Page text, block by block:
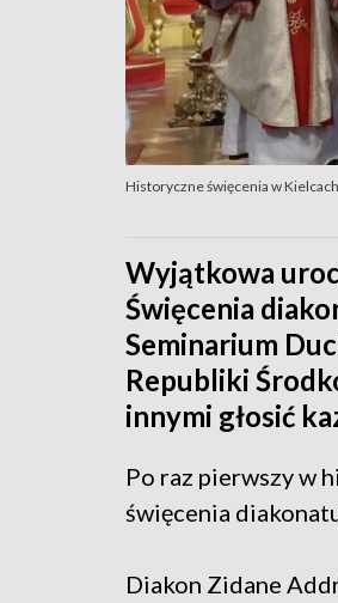
Historyczne święcenia w
Wyjątkowa
Święcenia
Seminarium
Republiki
innymi głosić
Po raz pierwszy w
święcenia
Diakon Zidane